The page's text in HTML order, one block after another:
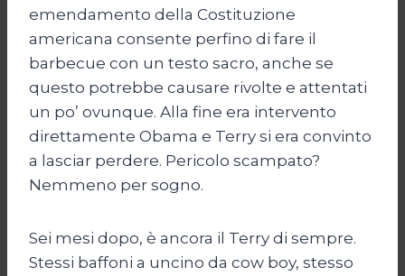
emendamento della Costituzione
americana consente perfino di fare il
barbecue con un testo sacro, anche se
questo potrebbe causare rivolte e attentati
un po’ ovunque. Alla fine era intervento
direttamente Obama e Terry si era convinto
a lasciar perdere. Pericolo scampato?
Nemmeno per sogno.
Sei mesi dopo, è ancora il Terry di sempre.
Stessi baffoni a uncino da cow boy, stesso